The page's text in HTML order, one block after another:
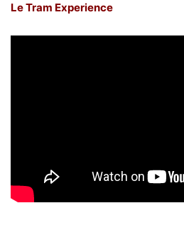
Le Tram Experience